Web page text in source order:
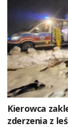
Kierowca
zderzenia z